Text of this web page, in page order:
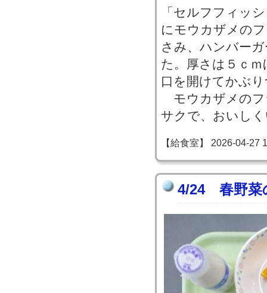
「セルフフィッ
にモウカザメの
さみ、ハンバー
た。厚さは５ｃ
口を開けてかぶ
モウカザメのフ
サクで、おいし
【給食室】 2026-04-27
4/24 春野菜